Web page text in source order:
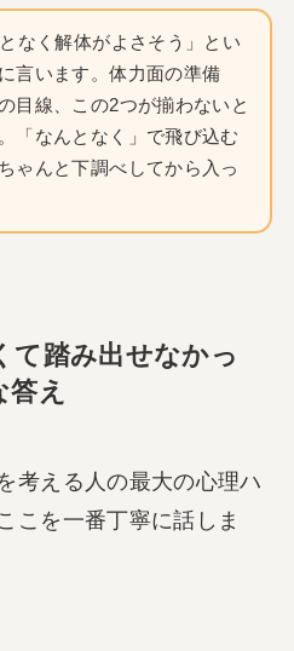
なく解体がよさそう」とい
言います。体力面の準備
目線、この2つが揃わないと
「なんとなく」で飛び込む
ゃんと下調べしてから入っ
て踏み出せなかっ
え
考える人の最大の心理ハ
こを一番丁寧に話しま